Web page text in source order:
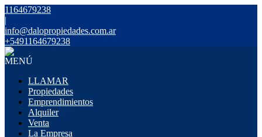
1164679238
|
info@dalopropiedades.com.ar
+5491164679238
MENÚ
LLAMAR
Propiedades
Emprendimientos
Alquiler
Venta
La Empresa